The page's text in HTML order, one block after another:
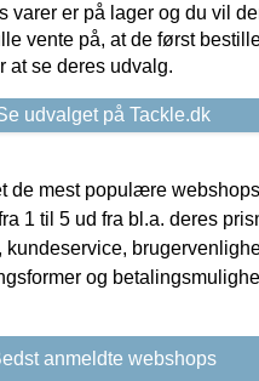
varer er på lager og du vil
vente på, at de først
at se deres udvalg.
udvalget på Tackle.dk
de mest populære
1 til 5 ud fra bl.a. deres
kundeservice,
og
anmeldte webshops